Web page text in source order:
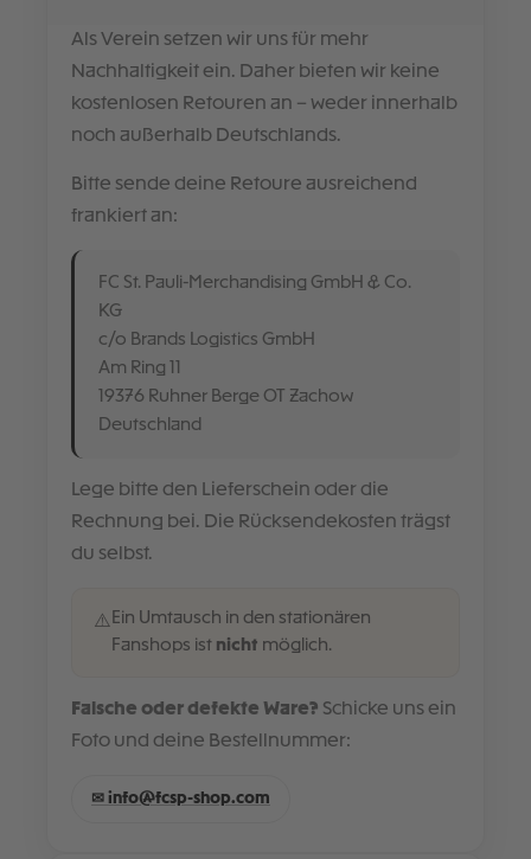
Als Verein setzen wir uns für mehr
Nachhaltigkeit ein. Daher bieten wir keine
kostenlosen Retouren an – weder innerhalb
noch außerhalb Deutschlands.
Bitte sende deine Retoure ausreichend
frankiert an:
FC St. Pauli-Merchandising GmbH & Co.
KG
c/o Brands Logistics GmbH
Am Ring 11
19376 Ruhner Berge OT Zachow
Deutschland
Lege bitte den Lieferschein oder die
Rechnung bei. Die Rücksendekosten trägst
du selbst.
⚠️ Ein Umtausch in den stationären
Fanshops ist nicht möglich.
Falsche oder defekte Ware? Schicke uns ein
Foto und deine Bestellnummer:
✉ info@fcsp-shop.com